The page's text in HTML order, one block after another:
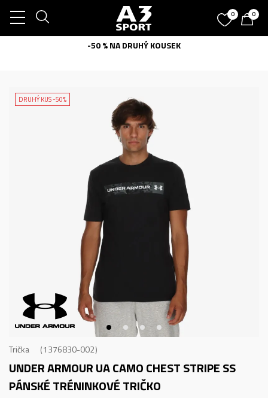
0 0
-50 % NA DRUHÝ KOUSEK
DRUHÝ KUS -50%
Trička 1376830-002
UNDER ARMOUR UA CAMO CHEST STRIPE SS
PÁNSKÉ TRÉNINKOVÉ TRIČKO